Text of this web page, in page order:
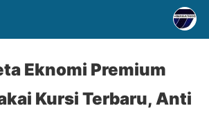
Eknomi Premium
Kursi Terbaru, Anti